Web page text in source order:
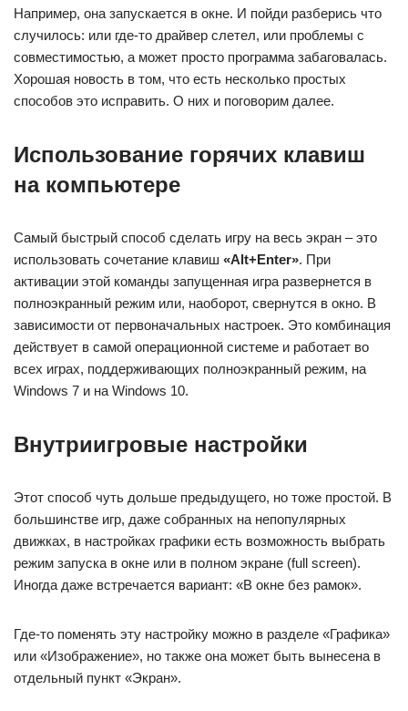
Например, она запускается в окне. И пойди разберись что
случилось: или где-то драйвер слетел, или проблемы с
совместимостью, а может просто программа забаговалась.
Хорошая новость в том, что есть несколько простых
способов это исправить. О них и поговорим далее.
Использование горячих клавиш
на компьютере
Самый быстрый способ сделать игру на весь экран – это
использовать сочетание клавиш «Alt+Enter». При
активации этой команды запущенная игра развернется в
полноэкранный режим или, наоборот, свернутся в окно. В
зависимости от первоначальных настроек. Это комбинация
действует в самой операционной системе и работает во
всех играх, поддерживающих полноэкранный режим, на
Windows 7 и на Windows 10.
Внутриигровые настройки
Этот способ чуть дольше предыдущего, но тоже простой. В
большинстве игр, даже собранных на непопулярных
движках, в настройках графики есть возможность выбрать
режим запуска в окне или в полном экране (full screen).
Иногда даже встречается вариант: «В окне без рамок».
Где-то поменять эту настройку можно в разделе «Графика»
или «Изображение», но также она может быть вынесена в
отдельный пункт «Экран».